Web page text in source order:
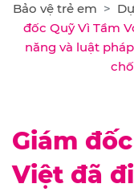
Bảo vệ trẻ em
đốc Quỹ Vì Tầm
năng và luật
Giám
Việt đã